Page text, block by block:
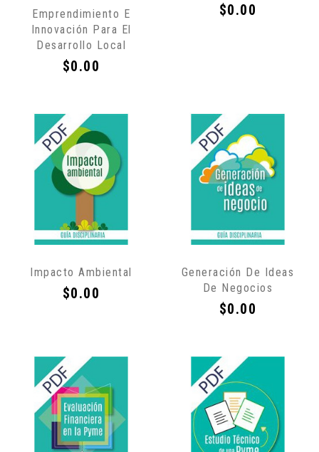
Emprendimiento E
Innovación Para El
Desarrollo Local
Precio
$0.00
Precio
$0.00
por
Impacto Ambiental
Precio
$0.00
por
Internet
Generación De Ideas
De Negocios
Precio
$0.00